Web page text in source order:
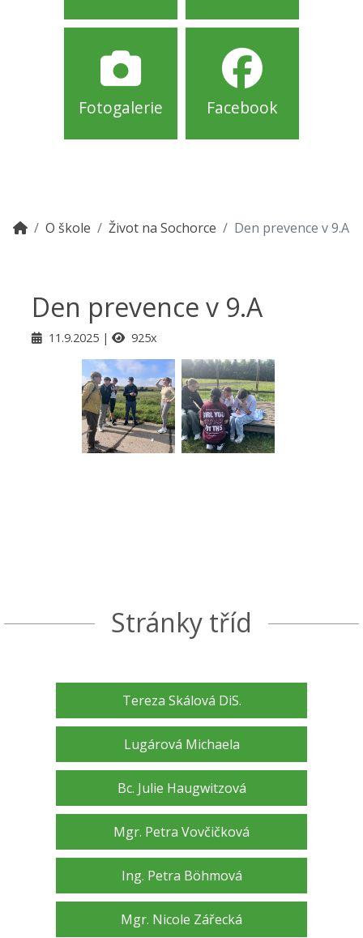
Fotogalerie Facebook
O škole Život na Sochorce Den prevence v 9.A
Den prevence v 9.A
11.9.2025 925x
Stránky tříd
Tereza Skálová DiS.
Lugárová Michaela
Bc. Julie Haugwitzová
Mgr. Petra Vovčičková
Ing. Petra Böhmová
Mgr. Nicole Zářecká